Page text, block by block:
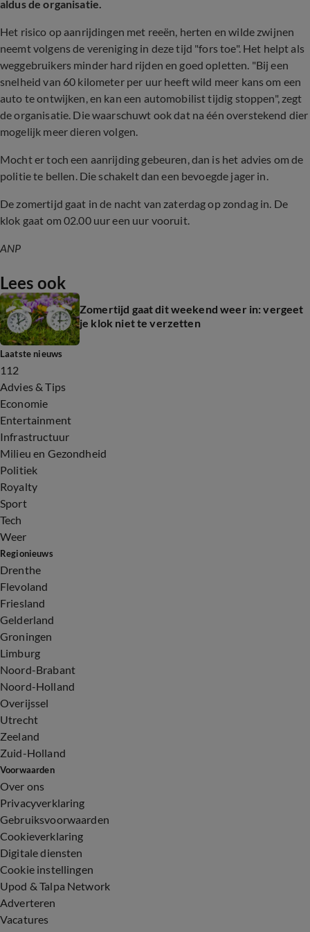
aldus de organisatie.
Het risico op aanrijdingen met reeën, herten en wilde zwijnen
neemt volgens de vereniging in deze tijd "fors toe". Het helpt als
weggebruikers minder hard rijden en goed opletten. "Bij een
snelheid van 60 kilometer per uur heeft wild meer kans om een
auto te ontwijken, en kan een automobilist tijdig stoppen", zegt
de organisatie. Die waarschuwt ook dat na één overstekend dier
mogelijk meer dieren volgen.
Mocht er toch een aanrijding gebeuren, dan is het advies om de
politie te bellen. Die schakelt dan een bevoegde jager in.
De zomertijd gaat in de nacht van zaterdag op zondag in. De
klok gaat om 02.00 uur een uur vooruit.
ANP
Lees ook
Zomertijd gaat dit weekend weer in: vergeet
je klok niet te verzetten
Laatste nieuws
112
Advies & Tips
Economie
Entertainment
Infrastructuur
Milieu en Gezondheid
Politiek
Royalty
Sport
Tech
Weer
Regionieuws
Drenthe
Flevoland
Friesland
Gelderland
Groningen
Limburg
Noord-Brabant
Noord-Holland
Overijssel
Utrecht
Zeeland
Zuid-Holland
Voorwaarden
Over ons
Privacyverklaring
Gebruiksvoorwaarden
Cookieverklaring
Digitale diensten
Cookie instellingen
Upod & Talpa Network
Adverteren
Vacatures